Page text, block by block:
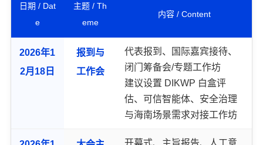
日期 / Dat
e
主题 / Th
eme
内容 / Content
2026年1
2月18日
报到与
工作会
代表报到、国际嘉宾接待、
闭门筹备会/专题工作坊
建议设置 DIKWP 白盒评
估、可信智能体、安全治理
与海南场景需求对接工作坊
开幕式、主旨报告、人工意